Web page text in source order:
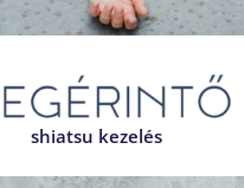
shiatsu kezelés